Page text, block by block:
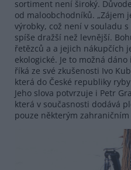
sortiment není široký.
od maloobchodníků. „Zájem
výrobky, což není v souladu
spíše dražší než levnější.
řetězců a a jejich nákupčích
ekologické. Je to možná
říká ze své zkušenosti Ivo
která do České republiky
Jeho slova potvrzuje i Petr
která v současnosti dodává
pouze některým zahraničním